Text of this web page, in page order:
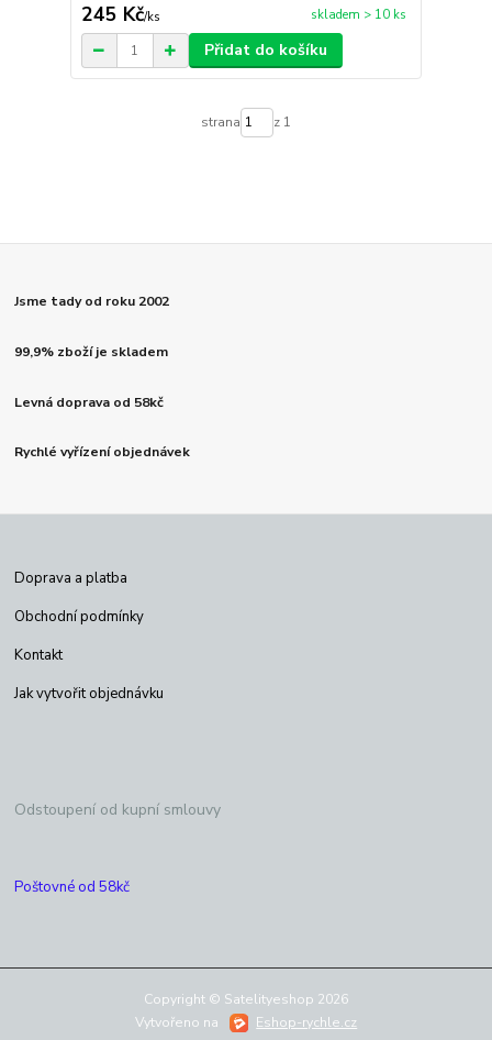
245 Kč/ks skladem > 10 ks
Přidat do košíku
strana z 1
Jsme tady od roku 2002
99,9% zboží je skladem
Levná doprava od 58kč
Rychlé vyřízení objednávek
Doprava a platba
Obchodní podmínky
Kontakt
Jak vytvořit objednávku
Odstoupení od kupní smlouvy
Poštovné od 58kč
Copyright © Satelityeshop 2026
Vytvořeno na
Eshop-rychle.cz